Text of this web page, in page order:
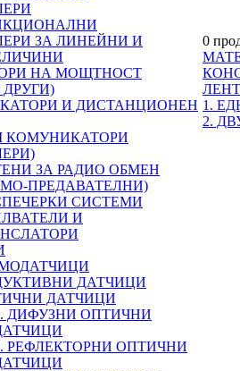
ЗА ЛИНЕЙНИ И
НА МОЩТНОСТ
И ДИСТАНЦИОНЕН
КОМУНИКАТОРИ
ЗА РАДИО ОБМЕН
ПРЕДАВАТЕЛНИ)
СИСТЕМИ
И
ДАТЧИЦИ
ДАТЧИЦИ
ДИФУЗНИ ОПТИЧНИ
РЕФЛЕКТОРНИ ОПТИЧНИ
0
1.
2.